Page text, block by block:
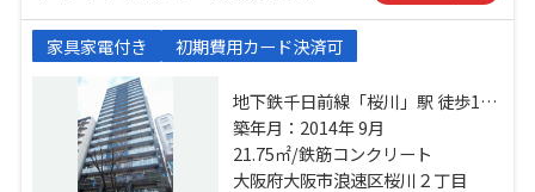
家具家電付き 初期費用カード決済可
地下鉄千日前線「桜川」駅 徒歩1分
南海汐見橋線「汐見橋」駅 徒歩5分
関西本線「ＪＲ難波」駅 徒歩10分
築年月：2014年 9月
21.75㎡/鉄筋コンクリート
大阪府大阪市浪速区桜川２丁目